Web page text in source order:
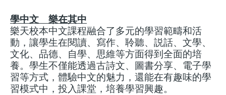
學中文 樂在其中
樂天校本中文課程融合了多元的學習範疇和活
動，讓學生在閱讀、寫作、聆聽、説話、文學、
文化、品德、自學、思維等方面得到全面的培
養。學生不僅能透過古詩文、圖書分享、電子學
習等方式，體驗中文的魅力，還能在有趣味的學
習模式中，投入課堂，培養學習興趣。